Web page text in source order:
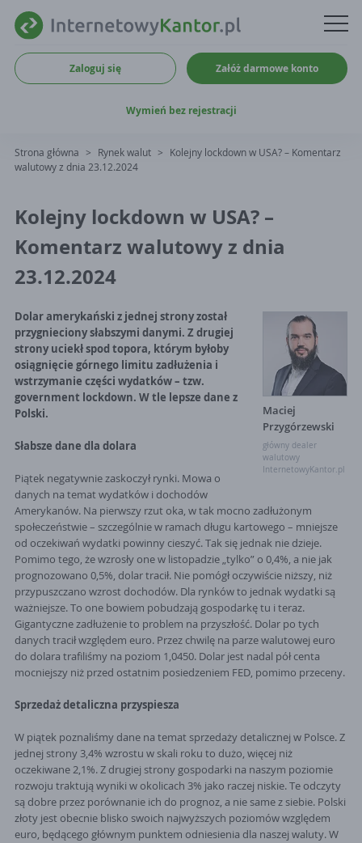
Zaloguj się Załóż darmowe konto
Wymień bez rejestracji
Strona główna > Rynek walut >
Kolejny lockdown w USA? – Komentarz
walutowy z dnia 23.12.2024
Kolejny lockdown w USA? –
Komentarz walutowy z dnia
23.12.2024
Maciej
Przygórzewski
główny dealer
walutowy
InternetowyKantor.pl
Dolar amerykański z jednej strony został
przygnieciony słabszymi danymi. Z drugiej
strony uciekł spod topora, którym byłoby
osiągnięcie górnego limitu zadłużenia i
wstrzymanie części wydatków – tzw.
government lockdown. W tle lepsze dane z
Polski.
Słabsze dane dla dolara
Piątek negatywnie zaskoczył rynki. Mowa o
danych na temat wydatków i dochodów
Amerykanów. Na pierwszy rzut oka, w tak mocno zadłużonym
społeczeństwie – szczególnie w ramach długu kartowego – mniejsze
od oczekiwań wydatki powinny cieszyć. Tak się jednak nie dzieje.
Pomimo tego, że wzrosły one w listopadzie „tylko” o 0,4%, a nie jak
prognozowano 0,5%, dolar tracił. Nie pomógł oczywiście niższy, niż
przypuszczano wzrost dochodów. Dla rynków to jednak wydatki są
ważniejsze. To one bowiem pobudzają gospodarkę tu i teraz.
Gigantyczne zadłużenie to problem na przyszłość. Dolar po tych
danych tracił względem euro. Przez chwilę na parze walutowej euro
do dolara trafiliśmy na poziom 1,0450. Dolar jest nadal pół centa
mocniejszy niż przed ostatnim posiedzeniem FED, pomimo przeceny.
Sprzedaż detaliczna przyspiesza
W piątek poznaliśmy dane na temat sprzedaży detalicznej w Polsce. Z
jednej strony 3,4% wzrostu w skali roku to dużo, więcej niż
oczekiwane 2,1%. Z drugiej strony gospodarki na naszym poziomie
rozwoju traktują wyniki w okolicach 3% jako raczej niskie. Te odczyty
są dobre przez porównanie ich do prognoz, a nie same z siebie. Polski
złoty jest obecnie blisko swoich najwyższych poziomów względem
euro, będącego głównym punktem odniesienia dla naszej waluty. W